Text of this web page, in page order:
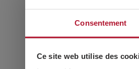
Consentement
Ce site web utilise des